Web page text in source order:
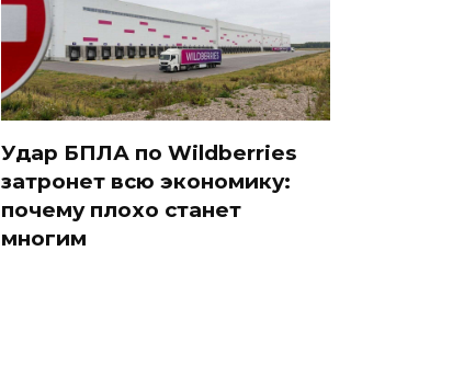
Удар БПЛА по Wildberries
затронет всю экономику:
почему плохо станет
многим